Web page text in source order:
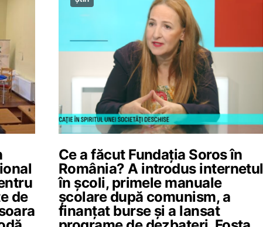
de
Ce a făcut Fundația Soros în
România? A introdus internetul
în școli, primele manuale
școlare după comunism, a
finanțat burse și a lansat